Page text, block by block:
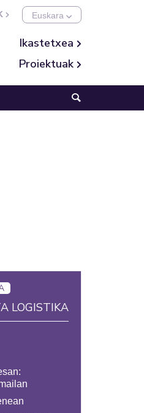
Ikastetxea
Proiektuak
LOGISTIKA